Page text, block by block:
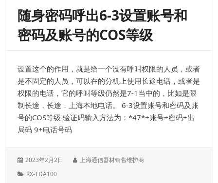
序，
可
低，
也
以
从
低
随身密码呼出6-3设置账号和
密码及账号的COS等级
设置这个的作用，就是给一个没有呼叫权限的人员，或者
是不固定的人员，可以在的分机上使用长途电话，或者是
权限的电话，它的呼叫等级仍然是7-1当中的，比如是限
制长途，长途，上海本地电话。 6-3设置账号和密码及账
号的COS等级 验证码输入方法为：*47*+账号+密码+出
局码 9+电话号码
发
于：
2023年2月2日
作
上海通信器材销售维护商
分
KX-TDA100